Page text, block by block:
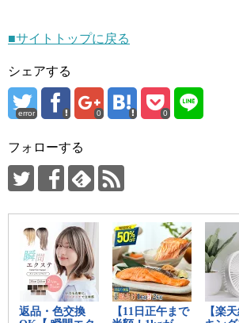
■サイトトップに戻る
シェアする
error 0 0
フォローする